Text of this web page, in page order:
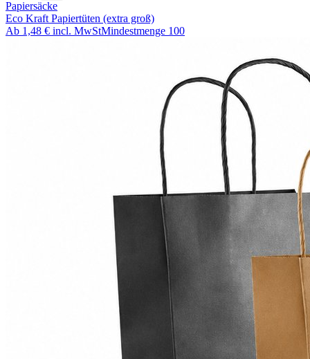
Papiersäcke
Eco Kraft Papiertüten (extra groß)
Ab 1,48 € incl. MwStMindestmenge 100